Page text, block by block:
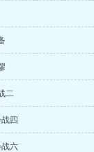
二
四
战六